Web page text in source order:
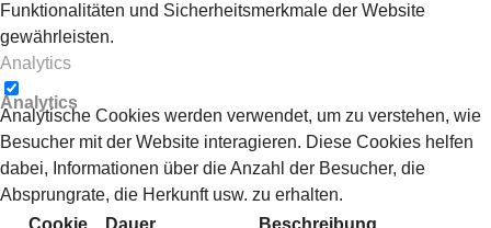
Funktionalitäten und Sicherheitsmerkmale der Website
gewährleisten.
Analytics
Analytics
Analytische Cookies werden verwendet, um zu verstehen, wie
Besucher mit der Website interagieren. Diese Cookies helfen
dabei, Informationen über die Anzahl der Besucher, die
Absprungrate, die Herkunft usw. zu erhalten.